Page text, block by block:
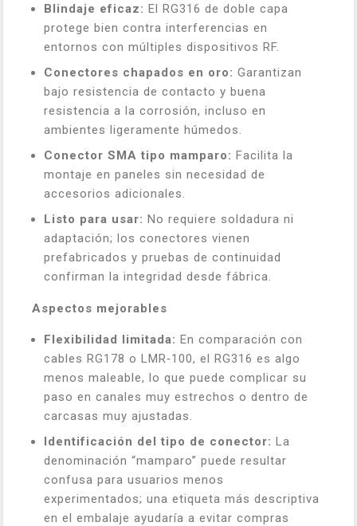
Blindaje eficaz: El RG316 de doble capa
protege bien contra interferencias en
entornos con múltiples dispositivos RF.
Conectores chapados en oro: Garantizan
bajo resistencia de contacto y buena
resistencia a la corrosión, incluso en
ambientes ligeramente húmedos.
Conector SMA tipo mamparo: Facilita la
montaje en paneles sin necesidad de
accesorios adicionales.
Listo para usar: No requiere soldadura ni
adaptación; los conectores vienen
prefabricados y pruebas de continuidad
confirman la integridad desde fábrica.
Aspectos mejorables
Flexibilidad limitada: En comparación con
cables RG178 o LMR‑100, el RG316 es algo
menos maleable, lo que puede complicar su
paso en canales muy estrechos o dentro de
carcasas muy ajustadas.
Identificación del tipo de conector: La
denominación “mamparo” puede resultar
confusa para usuarios menos
experimentados; una etiqueta más descriptiva
en el embalaje ayudaría a evitar compras